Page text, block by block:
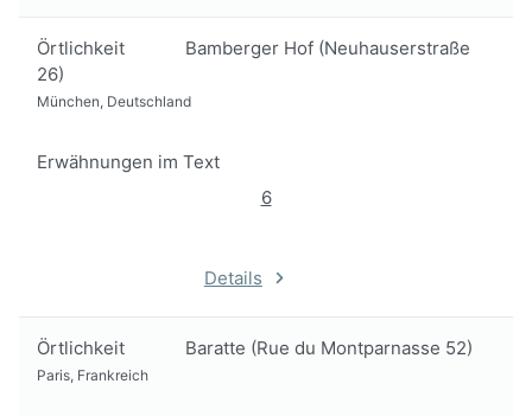
Örtlichkeit
Bamberger Hof (Neuhauserstraße
26)
München, Deutschland
Erwähnungen im Text
6
Details
Örtlichkeit Baratte (Rue du Montparnasse 52)
Paris, Frankreich